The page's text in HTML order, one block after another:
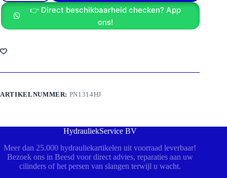
👉 Direct beschikbaarheid checken? App
ons!
ARTIKELNUMMER: PN1314HJ
HydrauliekService BV
Meer dan 25.000 hydrauliekartikelen uit voorraad leverbaar!
Bezoek ons in Beesd voor direct advies, reparaties aan uw
cilinders of het persen van slangen terwijl u wacht.